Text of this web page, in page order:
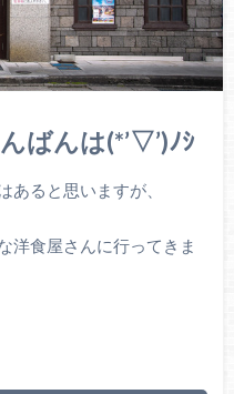
ばんは(*’▽’)ﾉｼ
あると思いますが、
洋食屋さんに行ってきま